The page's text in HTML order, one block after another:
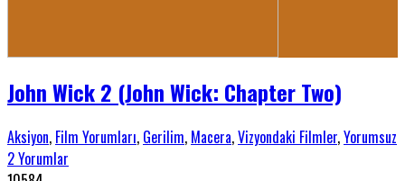
John Wick 2 (John Wick: Chapter Two)
Aksiyon, Film Yorumları, Gerilim, Macera,Vizyondaki Filmler,Yorumsuz
2 Yorumlar